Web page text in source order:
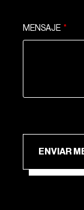
MENSAJE